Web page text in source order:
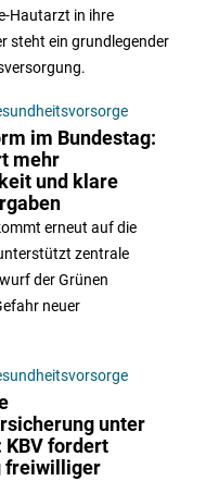
Hautarzt in ihre
steht ein grundlegender
im Bundestag:
mehr
und klare
erneut auf die
zentrale
der Grünen
neuer
unter
KBV fordert
freiwilliger